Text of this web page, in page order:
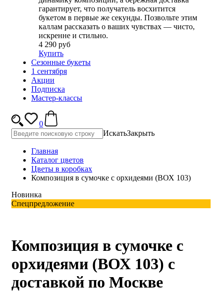
гарантирует, что получатель восхитится
букетом в первые же секунды. Позвольте этим
каллам рассказать о ваших чувствах — чисто,
искренне и стильно.
4 290 руб
Купить
Сезонные букеты
1 сентября
Акции
Подписка
Мастер-классы
0
ИскатьЗакрыть
Главная
Каталог цветов
Цветы в коробках
Композиция в сумочке с орхидеями (ВОХ 103)
Новинка
Спецпредложение
Композиция в сумочке с
орхидеями (ВОХ 103) с
доставкой по Москве